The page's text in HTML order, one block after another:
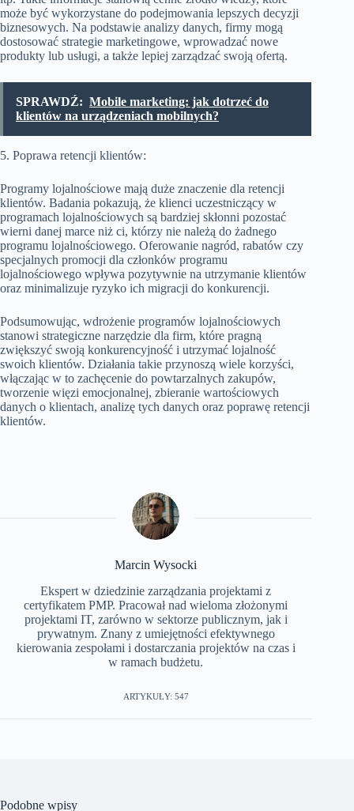
może być wykorzystane do podejmowania lepszych decyzji
biznesowych. Na podstawie analizy danych, firmy mogą
dostosować strategie marketingowe, wprowadzać nowe
produkty lub usługi, a także lepiej zarządzać swoją ofertą.
SPRAWDŹ: Mobile marketing: jak dotrzeć do
klientów na urządzeniach mobilnych?
5. Poprawa retencji klientów:
Programy lojalnościowe mają duże znaczenie dla retencji
klientów. Badania pokazują, że klienci uczestniczący w
programach lojalnościowych są bardziej skłonni pozostać
wierni danej marce niż ci, którzy nie należą do żadnego
programu lojalnościowego. Oferowanie nagród, rabatów czy
specjalnych promocji dla członków programu
lojalnościowego wpływa pozytywnie na utrzymanie klientów
oraz minimalizuje ryzyko ich migracji do konkurencji.
Podsumowując, wdrożenie programów lojalnościowych
stanowi strategiczne narzędzie dla firm, które pragną
zwiększyć swoją konkurencyjność i utrzymać lojalność
swoich klientów. Działania takie przynoszą wiele korzyści,
włączając w to zachęcenie do powtarzalnych zakupów,
tworzenie więzi emocjonalnej, zbieranie wartościowych
danych o klientach, analizę tych danych oraz poprawę retencji
klientów.
Marcin Wysocki
Ekspert w dziedzinie zarządzania projektami z
certyfikatem PMP. Pracował nad wieloma złożonymi
projektami IT, zarówno w sektorze publicznym, jak i
prywatnym. Znany z umiejętności efektywnego
kierowania zespołami i dostarczania projektów na czas i
w ramach budżetu.
ARTYKUŁY: 547
Podobne wpisy